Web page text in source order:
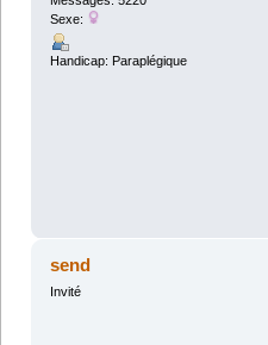
Sexe:
Handicap: Paraplégique
send
Invité